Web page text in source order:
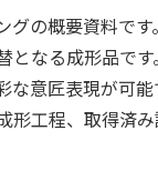
グの概要資料で
となる成形品で
な意匠表現が可
形工程、取得済